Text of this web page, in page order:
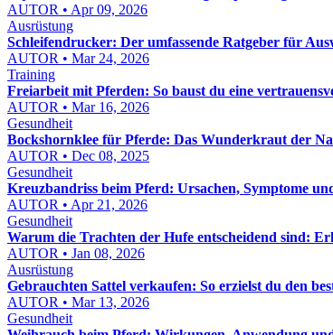
AUTOR • Apr 09, 2026
Ausrüstung
Schleifendrucker: Der umfassende Ratgeber für
AUTOR • Mar 24, 2026
Training
Freiarbeit mit Pferden: So baust du eine
AUTOR • Mar 16, 2026
Gesundheit
Bockshornklee für Pferde: Das Wunderkraut der
AUTOR • Dec 08, 2025
Gesundheit
Kreuzbandriss beim Pferd: Ursachen, Symptome
AUTOR • Apr 21, 2026
Gesundheit
Warum die Trachten der Hufe entscheidend sind:
AUTOR • Jan 08, 2026
Ausrüstung
Gebrauchten Sattel verkaufen: So erzielst du den
AUTOR • Mar 13, 2026
Gesundheit